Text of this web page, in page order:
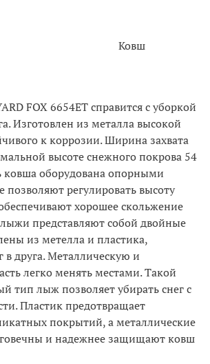
Ковш
FOX 6654ET справится с уборкой
Изготовлен из металла высокой
к коррозии. Ширина захвата
высоте снежного покрова 54
ковша оборудована опорными
регулировать высоту
хорошее скольжение
представляют собой двойные
из метелла и пластика,
в друга. Металлическую и
легко менять местами. Такой
тип лыж позволяет убирать снег с
Пластик предотвращает
покрытий, а металлические
и надежнее защищают ковш